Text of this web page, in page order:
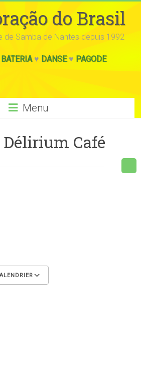
do Brasil
de Samba de Nantes depuis 1992
BATERIA♥ DANSE♥ PAGODE
Menu
Délirium Café